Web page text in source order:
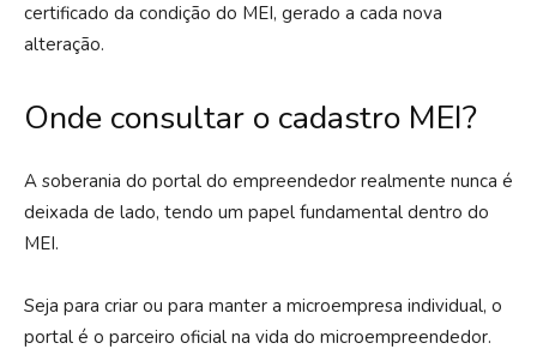
certificado da condição do MEI, gerado a cada nova
alteração.
Onde consultar o cadastro MEI?
A soberania do portal do empreendedor realmente nunca é
deixada de lado, tendo um papel fundamental dentro do
MEI.
Seja para criar ou para manter a microempresa individual, o
portal é o parceiro oficial na vida do microempreendedor.